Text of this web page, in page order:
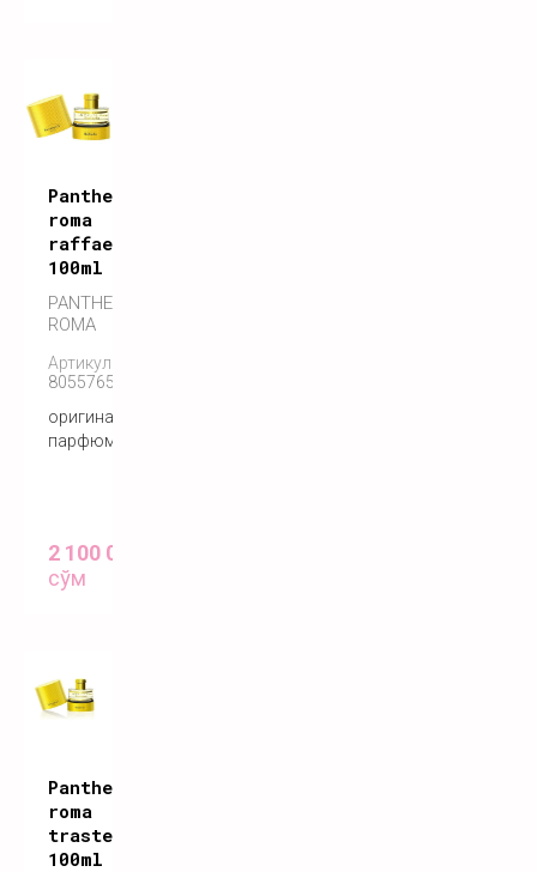
Pantheon
roma
raffaello
100ml
PANTHEON
ROMA
Артикул:
8055765270504
оригинальный
парфюм
2 100 000
сўм
Pantheon
roma
trastevere
100ml